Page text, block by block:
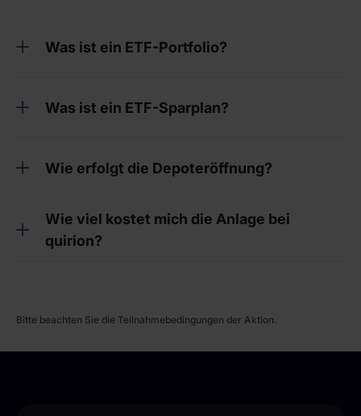
Was ist ein ETF-Portfolio?
Was ist ein ETF-Sparplan?
Wie erfolgt die Depoteröffnung?
Wie viel kostet mich die Anlage bei
quirion?
Bitte beachten Sie die Teilnahmebedingungen der Aktion.